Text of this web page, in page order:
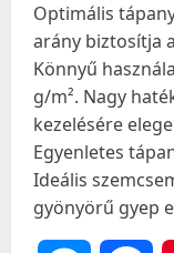
Optimális
arány biztosítja
Könnyű
g/m². Nagy
kezelésére
Egyenletes
Ideális
gyönyörű gyep